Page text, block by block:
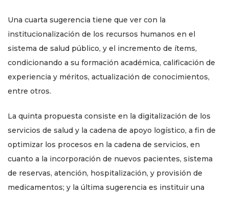
Una cuarta sugerencia tiene que ver con la
institucionalización de los recursos humanos en el
sistema de salud público, y el incremento de ítems,
condicionando a su formación académica, calificación de
experiencia y méritos, actualización de conocimientos,
entre otros.
La quinta propuesta consiste en la digitalización de los
servicios de salud y la cadena de apoyo logístico, a fin de
optimizar los procesos en la cadena de servicios, en
cuanto a la incorporación de nuevos pacientes, sistema
de reservas, atención, hospitalización, y provisión de
medicamentos; y la última sugerencia es instituir una